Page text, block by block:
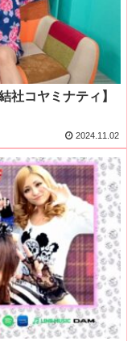
社コヤミナティ】
2024.11.02